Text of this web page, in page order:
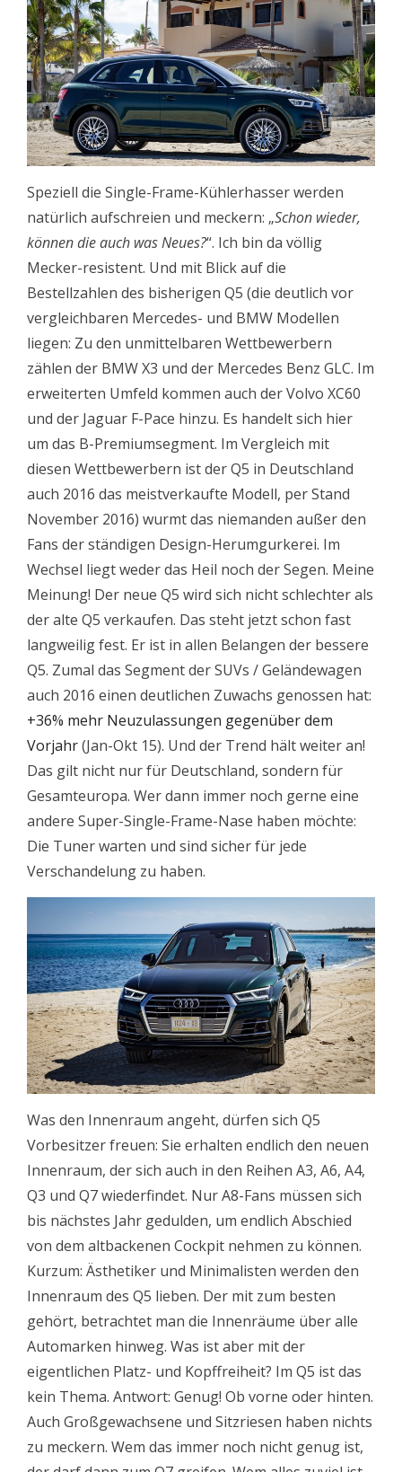
Speziell die Single-Frame-Kühlerhasser werden
natürlich aufschreien und meckern: „Schon wieder,
können die auch was Neues?“. Ich bin da völlig
Mecker-resistent. Und mit Blick auf die
Bestellzahlen des bisherigen Q5 (die deutlich vor
vergleichbaren Mercedes- und BMW Modellen
liegen: Zu den unmittelbaren Wettbewerbern
zählen der BMW X3 und der Mercedes Benz GLC. Im
erweiterten Umfeld kommen auch der Volvo XC60
und der Jaguar F-Pace hinzu. Es handelt sich hier
um das B-Premiumsegment. Im Vergleich mit
diesen Wettbewerbern ist der Q5 in Deutschland
auch 2016 das meistverkaufte Modell, per Stand
November 2016) wurmt das niemanden außer den
Fans der ständigen Design-Herumgurkerei. Im
Wechsel liegt weder das Heil noch der Segen. Meine
Meinung! Der neue Q5 wird sich nicht schlechter als
der alte Q5 verkaufen. Das steht jetzt schon fast
langweilig fest. Er ist in allen Belangen der bessere
Q5. Zumal das Segment der SUVs / Geländewagen
auch 2016 einen deutlichen Zuwachs genossen hat:
+36% mehr Neuzulassungen gegenüber dem
Vorjahr(Jan-Okt 15). Und der Trend hält weiter an!
Das gilt nicht nur für Deutschland, sondern für
Gesamteuropa. Wer dann immer noch gerne eine
andere Super-Single-Frame-Nase haben möchte:
Die Tuner warten und sind sicher für jede
Verschandelung zu haben.
Was den Innenraum angeht, dürfen sich Q5
Vorbesitzer freuen: Sie erhalten endlich den neuen
Innenraum, der sich auch in den Reihen A3, A6, A4,
Q3 und Q7 wiederfindet. Nur A8-Fans müssen sich
bis nächstes Jahr gedulden, um endlich Abschied
von dem altbackenen Cockpit nehmen zu können.
Kurzum: Ästhetiker und Minimalisten werden den
Innenraum des Q5 lieben. Der mit zum besten
gehört, betrachtet man die Innenräume über alle
Automarken hinweg. Was ist aber mit der
eigentlichen Platz- und Kopffreiheit? Im Q5 ist das
kein Thema. Antwort: Genug! Ob vorne oder hinten.
Auch Großgewachsene und Sitzriesen haben nichts
zu meckern. Wem das immer noch nicht genug ist,